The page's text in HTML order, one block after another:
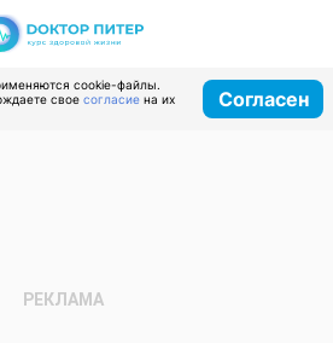
cookie-файлы.
свое согласие на их
Согласен